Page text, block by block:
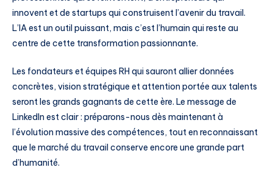
innovent et de startups qui construisent l’avenir du travail.
L’IA est un outil puissant, mais c’est l’humain qui reste au
centre de cette transformation passionnante.
Les fondateurs et équipes RH qui sauront allier données
concrètes, vision stratégique et attention portée aux talents
seront les grands gagnants de cette ère. Le message de
LinkedIn est clair : préparons-nous dès maintenant à
l’évolution massive des compétences, tout en reconnaissant
que le marché du travail conserve encore une grande part
d’humanité.